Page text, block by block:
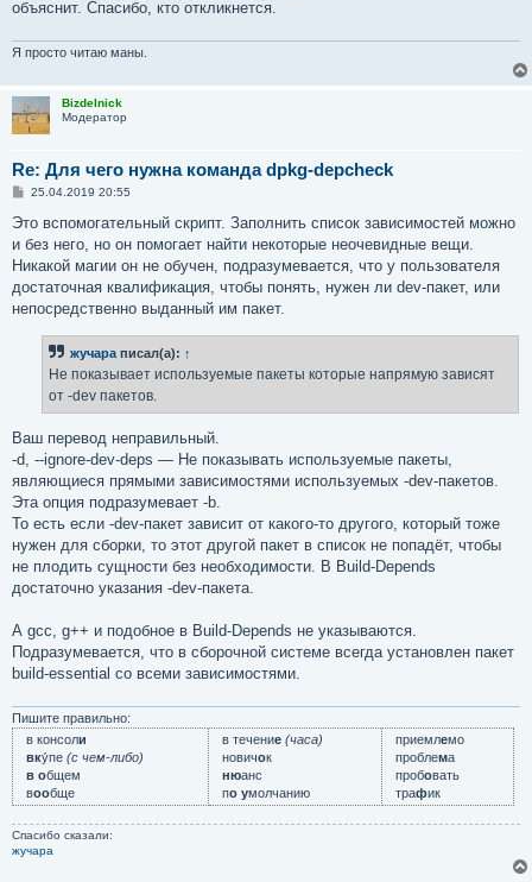
объяснит. Спасибо, кто откликнется.
Я просто читаю маны.
Bizdelnick
Модератор
Re: Для чего нужна команда dpkg-depcheck
С
о
щ
е
и
е
25.04.2019 20:55
Это вспомогательный скрипт. Заполнить список зависимостей можно
и без него, но он помогает найти некоторые неочевидные вещи.
Никакой магии он не обучен, подразумевается, что у пользователя
достаточная квалификация, чтобы понять, нужен ли dev-пакет, или
непосредственно выданный им пакет.
жучара писал(а): ↑
Не показывает используемые пакеты которые напрямую зависят
от -dev пакетов.
Ваш перевод неправильный.
-d, --ignore-dev-deps — Не показывать используемые пакеты,
являющиеся прямыми зависимостями используемых -dev-пакетов.
Эта опция подразумевает -b.
То есть если -dev-пакет зависит от какого-то другого, который тоже
нужен для сборки, то этот другой пакет в список не попадёт, чтобы
не плодить сущности без необходимости. В Build-Depends
достаточно указания -dev-пакета.
А gcc, g++ и подобное в Build-Depends не указываются.
Подразумевается, что в сборочной системе всегда установлен пакет
build-essential со всеми зависимостями.
Пишите правильно:
в консоли
вку́пе (с чем-либо)
в общем
вообще
в течение (часа)
новичок
нюанс
по умолчанию
приемлемо
проблема
пробовать
трафик
Спасибо сказали:
жучара